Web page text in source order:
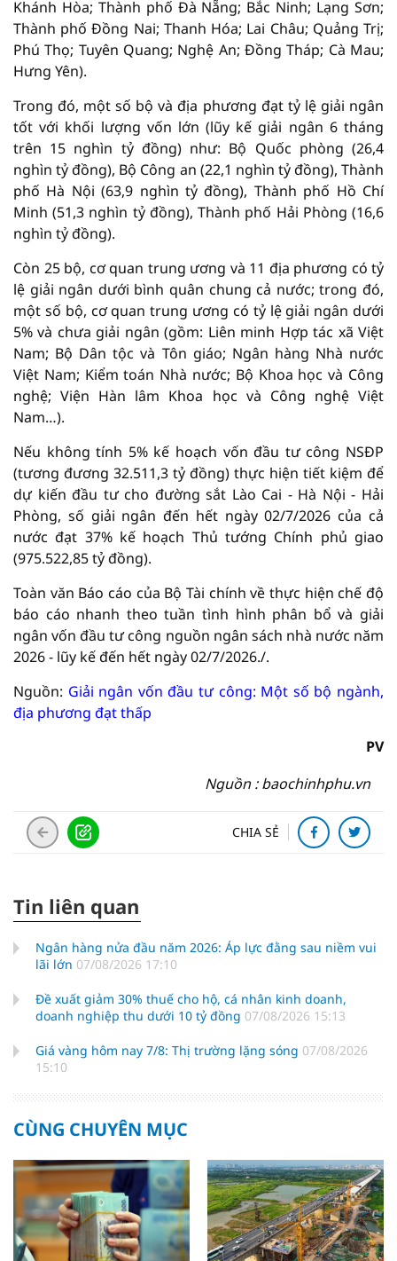
Khánh Hòa; Thành phố Đà Nẵng; Bắc Ninh; Lạng Sơn;
Thành phố Đồng Nai; Thanh Hóa; Lai Châu; Quảng Trị;
Phú Thọ; Tuyên Quang; Nghệ An; Đồng Tháp; Cà Mau;
Hưng Yên).
Trong đó, một số bộ và địa phương đạt tỷ lệ giải ngân
tốt với khối lượng vốn lớn (lũy kế giải ngân 6 tháng
trên 15 nghìn tỷ đồng) như: Bộ Quốc phòng (26,4
nghìn tỷ đồng), Bộ Công an (22,1 nghìn tỷ đồng), Thành
phố Hà Nội (63,9 nghìn tỷ đồng), Thành phố Hồ Chí
Minh (51,3 nghìn tỷ đồng), Thành phố Hải Phòng (16,6
nghìn tỷ đồng).
Còn 25 bộ, cơ quan trung ương và 11 địa phương có tỷ
lệ giải ngân dưới bình quân chung cả nước; trong đó,
một số bộ, cơ quan trung ương có tỷ lệ giải ngân dưới
5% và chưa giải ngân (gồm: Liên minh Hợp tác xã Việt
Nam; Bộ Dân tộc và Tôn giáo; Ngân hàng Nhà nước
Việt Nam; Kiểm toán Nhà nước; Bộ Khoa học và Công
nghệ; Viện Hàn lâm Khoa học và Công nghệ Việt
Nam…).
Nếu không tính 5% kế hoạch vốn đầu tư công NSĐP
(tương đương 32.511,3 tỷ đồng) thực hiện tiết kiệm để
dự kiến đầu tư cho đường sắt Lào Cai - Hà Nội - Hải
Phòng, số giải ngân đến hết ngày 02/7/2026 của cả
nước đạt 37% kế hoạch Thủ tướng Chính phủ giao
(975.522,85 tỷ đồng).
Toàn văn Báo cáo của Bộ Tài chính về thực hiện chế độ
báo cáo nhanh theo tuần tình hình phân bổ và giải
ngân vốn đầu tư công nguồn ngân sách nhà nước năm
2026 - lũy kế đến hết ngày 02/7/2026./.
Nguồn: Giải ngân vốn đầu tư công: Một số bộ ngành,
địa phương đạt thấp
PV
Nguồn : baochinhphu.vn
CHIA SẺ
Tin liên quan
Ngân hàng nửa đầu năm 2026: Áp lực đằng sau niềm vui
lãi lớn 07/08/2026 17:10
Đề xuất giảm 30% thuế cho hộ, cá nhân kinh doanh,
doanh nghiệp thu dưới 10 tỷ đồng 07/08/2026 15:13
Giá vàng hôm nay 7/8: Thị trường lặng sóng 07/08/2026
15:10
CÙNG CHUYÊN MỤC